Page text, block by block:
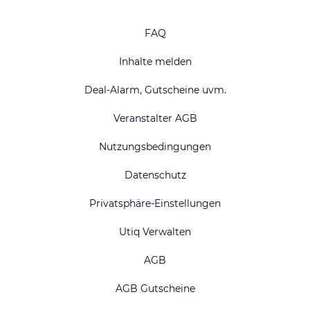
FAQ
Inhalte melden
Deal-Alarm, Gutscheine uvm.
Veranstalter AGB
Nutzungsbedingungen
Datenschutz
Privatsphäre-Einstellungen
Utiq Verwalten
AGB
AGB Gutscheine